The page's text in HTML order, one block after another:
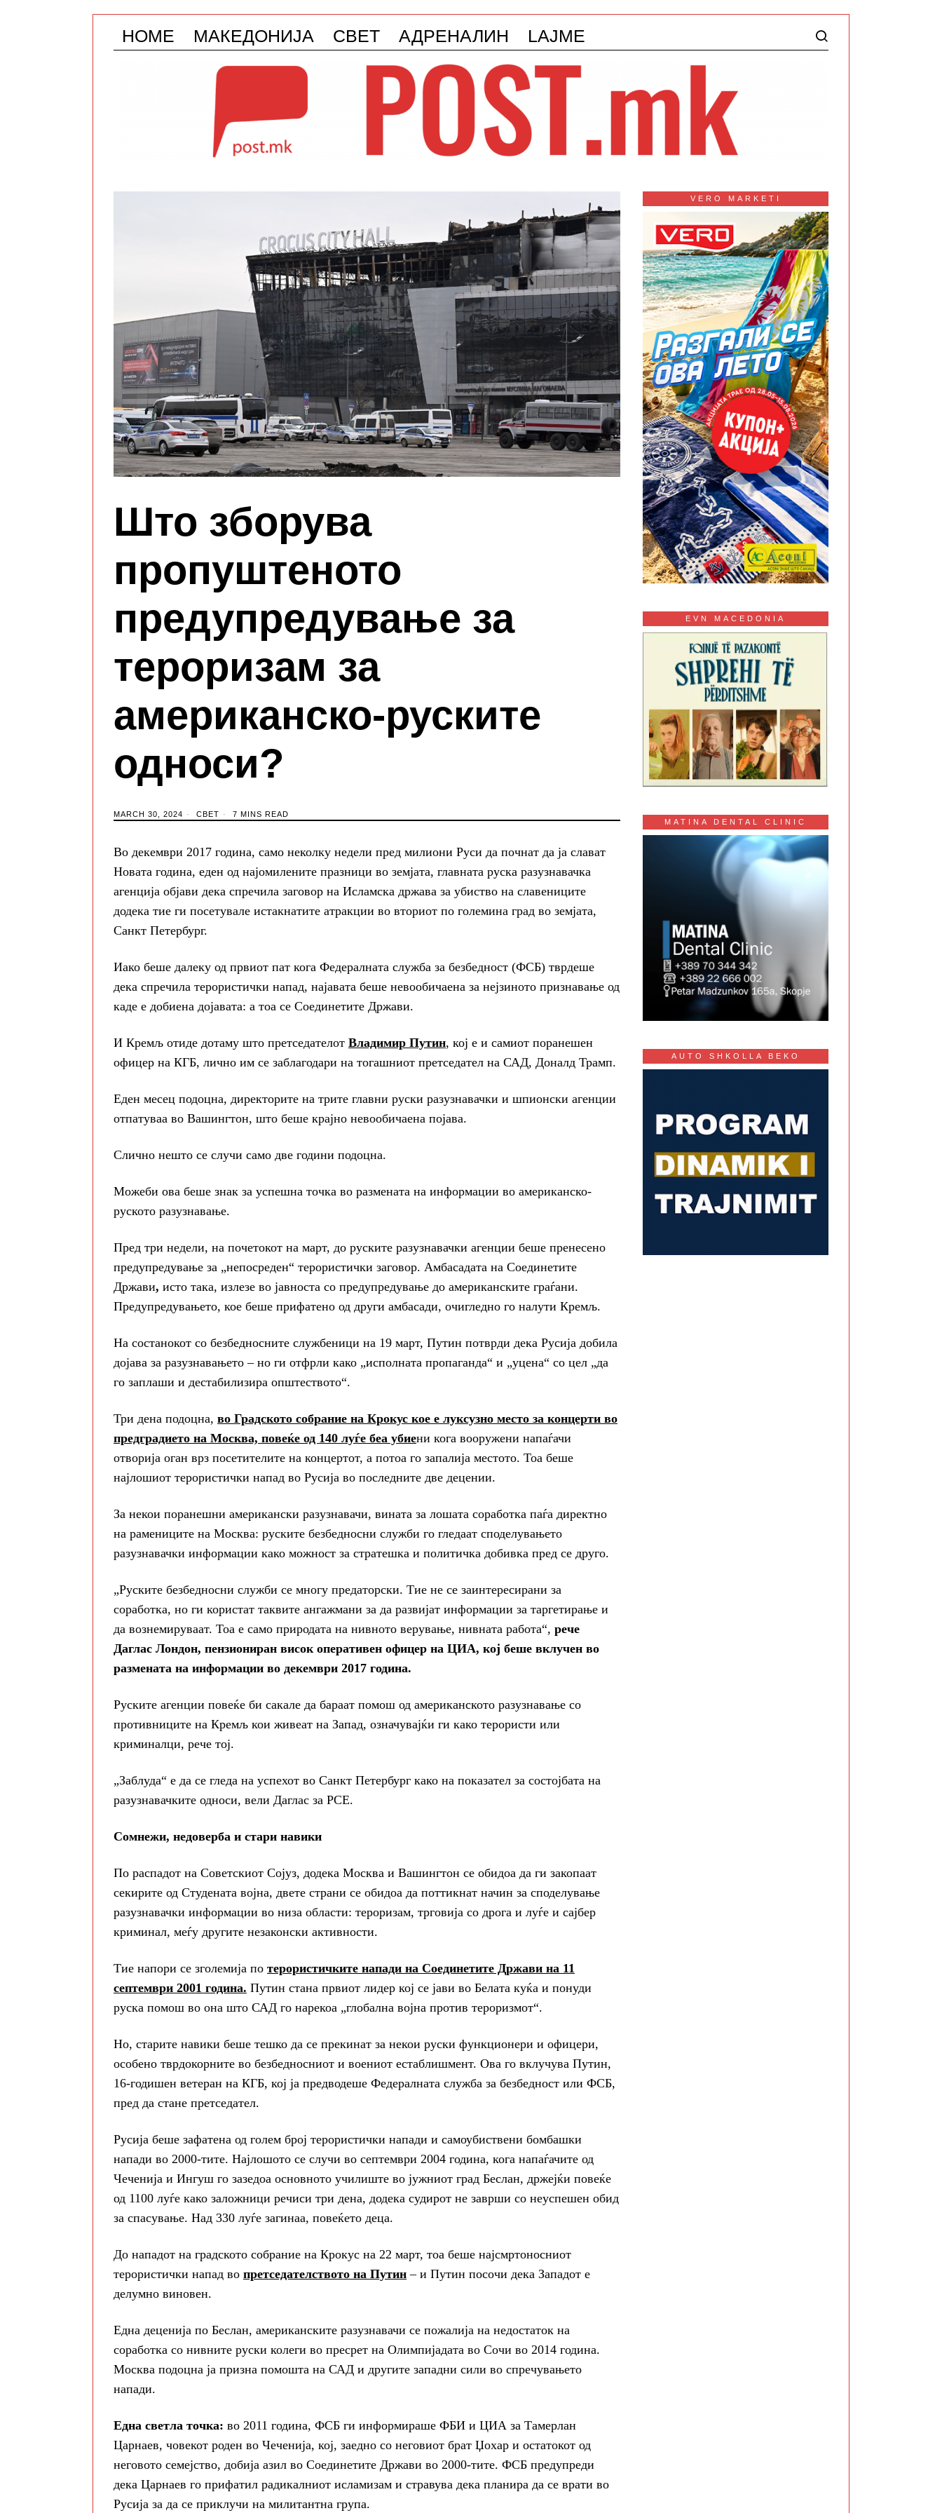
HOME МАКЕДОНИЈА СВЕТ АДРЕНАЛИН LAJME
Што зборува
пропуштеното
предупредување за
тероризам за
американско-руските
односи?
MARCH 30, 2024 СВЕТ 7 MINS READ
Во декември 2017 година, само неколку недели пред милиони Руси да почнат да ја слават
Новата година, еден од најомилените празници во земјата, главната руска разузнавачка
агенција објави дека спречила заговор на Исламска држава за убиство на славениците
додека тие ги посетувале истакнатите атракции во вториот по големина град во земјата,
Санкт Петербург.
Иако беше далеку од првиот пат кога Федералната служба за безбедност (ФСБ) тврдеше
дека спречила терористички напад, најавата беше невообичаена за нејзиното признавање од
каде е добиена дојавата: а тоа се Соединетите Држави.
И Кремљ отиде дотаму што претседателот Владимир Путин, кој е и самиот поранешен
офицер на КГБ, лично им се заблагодари на тогашниот претседател на САД, Доналд Трамп.
Еден месец подоцна, директорите на трите главни руски разузнавачки и шпионски агенции
отпатуваа во Вашингтон, што беше крајно невообичаена појава.
Слично нешто се случи само две години подоцна.
Можеби ова беше знак за успешна точка во размената на информации во американско-
руското разузнавање.
Пред три недели, на почетокот на март, до руските разузнавачки агенции беше пренесено
предупредување за „непосреден“ терористички заговор. Амбасадата на Соединетите
Држави, исто така, излезе во јавноста со предупредување до американските граѓани.
Предупредувањето, кое беше прифатено од други амбасади, очигледно го налути Кремљ.
На состанокот со безбедносните службеници на 19 март, Путин потврди дека Русија добила
дојава за разузнавањето – но ги отфрли како „исполната пропаганда“ и „уцена“ со цел „да
го заплаши и дестабилизира општеството“.
Три дена подоцна, во Градското собрание на Крокус кое е луксузно место за концерти во
предградието на Москва, повеќе од 140 луѓе беа убиени кога вооружени напаѓачи
отворија оган врз посетителите на концертот, а потоа го запалија местото. Тоа беше
најлошиот терористички напад во Русија во последните две децении.
За некои поранешни американски разузнавачи, вината за лошата соработка паѓа директно
на рамениците на Москва: руските безбедносни служби го гледаат споделувањето
разузнавачки информации како можност за стратешка и политичка добивка пред се друго.
„Руските безбедносни служби се многу предаторски. Тие не се заинтересирани за
соработка, но ги користат таквите ангажмани за да развијат информации за таргетирање и
да вознемируваат. Тоа е само природата на нивното верување, нивната работа“, рече
Даглас Лондон, пензиониран висок оперативен офицер на ЦИА, кој беше вклучен во
размената на информации во декември 2017 година.
Руските агенции повеќе би сакале да бараат помош од американското разузнавање со
противниците на Кремљ кои живеат на Запад, означувајќи ги како терористи или
криминалци, рече тој.
„Заблуда“ е да се гледа на успехот во Санкт Петербург како на показател за состојбата на
разузнавачките односи, вели Даглас за РСЕ.
Сомнежи, недоверба и стари навики
По распадот на Советскиот Сојуз, додека Москва и Вашингтон се обидоа да ги закопаат
секирите од Студената војна, двете страни се обидоа да поттикнат начин за споделување
разузнавачки информации во низа области: тероризам, трговија со дрога и луѓе и сајбер
криминал, меѓу другите незаконски активности.
Тие напори се зголемија по терористичките напади на Соединетите Држави на 11
септември 2001 година. Путин стана првиот лидер кој се јави во Белата куќа и понуди
руска помош во она што САД го нарекоа „глобална војна против тероризмот“.
Но, старите навики беше тешко да се прекинат за некои руски функционери и офицери,
особено тврдокорните во безбедносниот и воениот естаблишмент. Ова го вклучува Путин,
16-годишен ветеран на КГБ, кој ја предводеше Федералната служба за безбедност или ФСБ,
пред да стане претседател.
Русија беше зафатена од голем број терористички напади и самоубиствени бомбашки
напади во 2000-тите. Најлошото се случи во септември 2004 година, кога напаѓачите од
Чеченија и Ингуш го зазедоа основното училиште во јужниот град Беслан, држејќи повеќе
од 1100 луѓе како заложници речиси три дена, додека судирот не заврши со неуспешен обид
за спасување. Над 330 луѓе загинаа, повеќето деца.
До нападот на градското собрание на Крокус на 22 март, тоа беше најсмртоносниот
терористички напад во претседателството на Путин – и Путин посочи дека Западот е
делумно виновен.
Една деценија по Беслан, американските разузнавачи се пожалија на недостаток на
соработка со нивните руски колеги во пресрет на Олимпијадата во Сочи во 2014 година.
Москва подоцна ја призна помошта на САД и другите западни сили во спречувањето
напади.
Една светла точка: во 2011 година, ФСБ ги информираше ФБИ и ЦИА за Тамерлан
Царнаев, човекот роден во Чеченија, кој, заедно со неговиот брат Џохар и остатокот од
неговото семејство, добија азил во Соединетите Држави во 2000-тите. ФСБ предупреди
дека Царнаев го прифатил радикалниот исламизам и стравува дека планира да се врати во
Русија за да се приклучи на милитантна група.
VERO MARKETI
EVN MACEDONIA
MATINA DENTAL CLINIC
AUTO SHKOLLA BEKO